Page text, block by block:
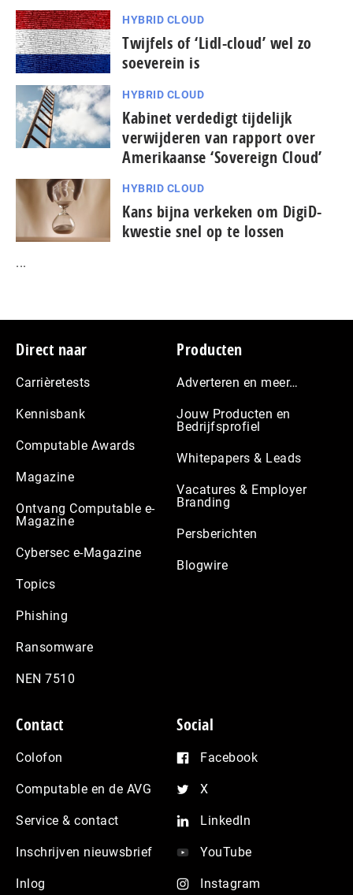
HYBRID CLOUD
Twijfels of ‘Lidl-cloud’ wel zo
soeverein is
HYBRID CLOUD
Kabinet verdedigt tijdelijk
verwijderen van rapport over
Amerikaanse ‘Sovereign Cloud’
HYBRID CLOUD
Kans bijna verkeken om DigiD-
kwestie snel op te lossen
...
Footer
Direct naar
Carrièretests
Kennisbank
Computable Awards
Magazine
Ontvang Computable e-
Magazine
Cybersec e-Magazine
Topics
Phishing
Ransomware
NEN 7510
Producten
Adverteren en meer…
Jouw Producten en
Bedrijfsprofiel
Whitepapers & Leads
Vacatures & Employer
Branding
Persberichten
Blogwire
Contact
Colofon
Computable en de AVG
Service & contact
Inschrijven nieuwsbrief
Inlog
Social
Facebook
X
LinkedIn
YouTube
Instagram